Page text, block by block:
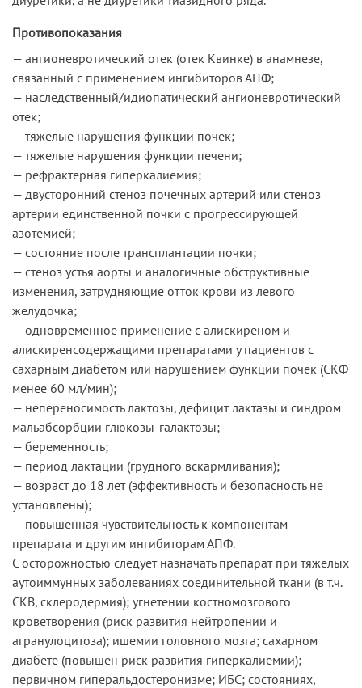
Противопоказания
— ангионевротический отек (отек Квинке) в анамнезе,
связанный с применением ингибиторов АПФ;
— наследственный/идиопатический ангионевротический
отек;
— тяжелые нарушения функции почек;
— тяжелые нарушения функции печени;
— рефрактерная гиперкалиемия;
— двусторонний стеноз почечных артерий или стеноз
артерии единственной почки с прогрессирующей
азотемией;
— состояние после трансплантации почки;
— стеноз устья аорты и аналогичные обструктивные
изменения, затрудняющие отток крови из левого
желудочка;
— одновременное применение с алискиреном и
алискиренсодержащими препаратами у пациентов с
сахарным диабетом или нарушением функции почек (СКФ
менее 60 мл/мин);
— непереносимость лактозы, дефицит лактазы и синдром
мальабсорбции глюкозы-галактозы;
— беременность;
— период лактации (грудного вскармливания);
— возраст до 18 лет (эффективность и безопасность не
установлены);
— повышенная чувствительность к компонентам
препарата и другим ингибиторам АПФ.
С осторожностью следует назначать препарат при тяжелых
аутоиммунных заболеваниях соединительной ткани (в т.ч.
СКВ, склеродермия); угнетении костномозгового
кроветворения (риск развития нейтропении и
агранулоцитоза); ишемии головного мозга; сахарном
диабете (повышен риск развития гиперкалиемии);
первичном гиперальдостеронизме; ИБС; состояниях,